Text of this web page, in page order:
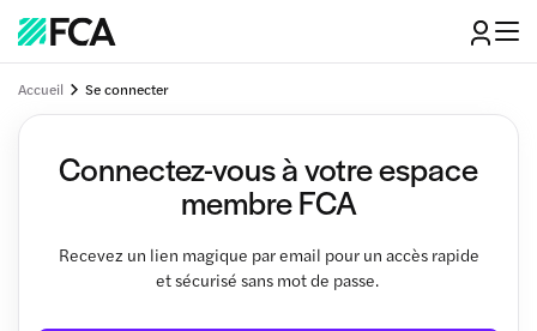
Accueil Se connecter
Connectez-vous à votre espace
membre FCA
Recevez un lien magique par email pour un accès rapide
et sécurisé sans mot de passe.